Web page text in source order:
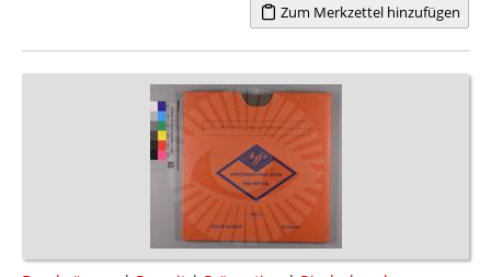
Zum Merkzettel hinzufügen